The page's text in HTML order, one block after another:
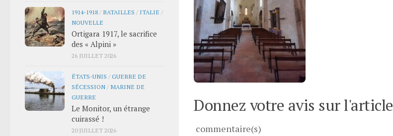
Donnez votre avis sur l'article
commentaire(s)
1914-1918 / BATAILLES / ITALIE /
NOUVELLE
Ortigara 1917, le sacrifice
des « Alpini »
26 JUILLET 2026
ÉTATS-UNIS /GUERRE DE
SÉCESSION / MARINE DE
GUERRE
Le Monitor, un étrange
cuirassé !
20 JUILLET 2026